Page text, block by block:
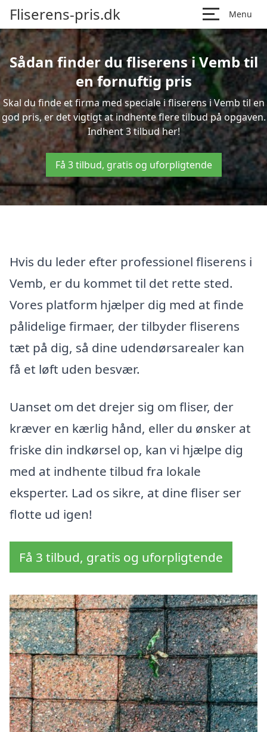
Fliserens-pris.dk Menu
Sådan finder du fliserens i Vemb til
en fornuftig pris
Skal du finde et firma med speciale i fliserens i Vemb til en
god pris, er det vigtigt at indhente flere tilbud på opgaven.
Indhent 3 tilbud her!
Få 3 tilbud, gratis og uforpligtende
Hvis du leder efter professionel fliserens i
Vemb, er du kommet til det rette sted.
Vores platform hjælper dig med at finde
pålidelige firmaer, der tilbyder fliserens
tæt på dig, så dine udendørsarealer kan
få et løft uden besvær.
Uanset om det drejer sig om fliser, der
kræver en kærlig hånd, eller du ønsker at
friske din indkørsel op, kan vi hjælpe dig
med at indhente tilbud fra lokale
eksperter. Lad os sikre, at dine fliser ser
flotte ud igen!
Få 3 tilbud, gratis og uforpligtende